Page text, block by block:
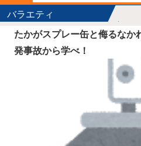
バラエティ
たかがスプレー缶と侮るなか
発事故から学べ！